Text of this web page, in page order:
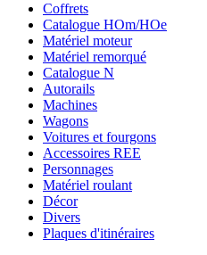
Coffrets
Catalogue HOm/HOe
Matériel moteur
Matériel remorqué
Catalogue N
Autorails
Machines
Wagons
Voitures et fourgons
Accessoires REE
Personnages
Matériel roulant
Décor
Divers
Plaques d'itinéraires